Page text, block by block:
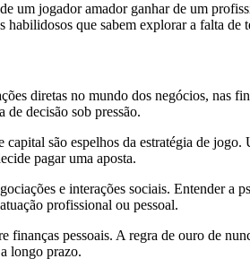
um jogador amador ganhar de um
que sabem explorar a falta de
diretas no mundo dos negócios, nas
decisão sob pressão.
são espelhos da estratégia de
pagar uma aposta.
e interações sociais. Entender
profissional ou pessoal.
pessoais. A regra de ouro de
longo prazo.